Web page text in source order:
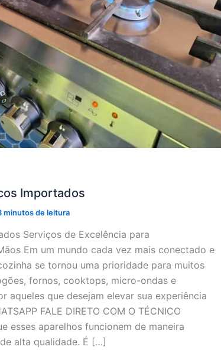
Importados
minutos de leitura
Serviços de Excelência para
Em um mundo cada vez mais conectado e
se tornou uma prioridade para muitos
fornos, cooktops, micro-ondas e
aqueles que desejam elevar sua experiência
FALE DIRETO COM O TÉCNICO
esses aparelhos funcionem de maneira
alta qualidade. É […]